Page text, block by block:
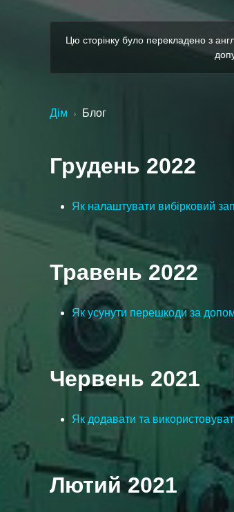
Цю сторінку було перекладено з
Дім › Блог
Грудень 2022
Як налаштувати вибірковий
Травень 2022
Як усунути перешкоди за
Червень 2021
Як додавати та
Лютий 2021